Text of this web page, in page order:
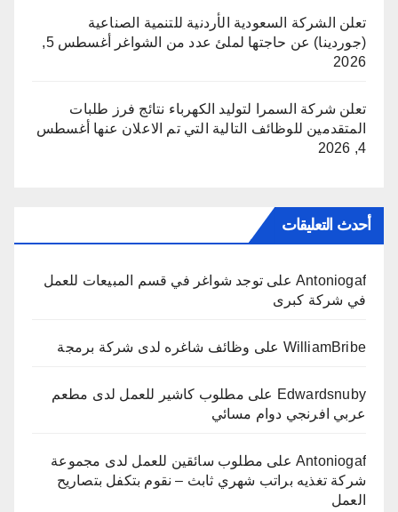
تعلن الشركة السعودية الأردنية للتنمية الصناعية
(جوردينا) عن حاجتها لملئ عدد من الشواغر
أغسطس 5,
2026
تعلن شركة السمرا لتوليد الكهرباء نتائج فرز طلبات
المتقدمين للوظائف التالية التي تم الاعلان عنها أغسطس
4, 2026
أحدث التعليقات
Antoniogaf على توجد شواغر في قسم المبيعات للعمل
في شركة كبرى
WilliamBribe على وظائف شاغره لدى شركة برمجة
Edwardsnuby على مطلوب كاشير للعمل لدى مطعم
عربي افرنجي دوام مسائي
Antoniogaf على مطلوب سائقين للعمل لدى مجموعة
شركة تغذيه براتب شهري ثابث – نقوم بتكفل بتصاريح
العمل